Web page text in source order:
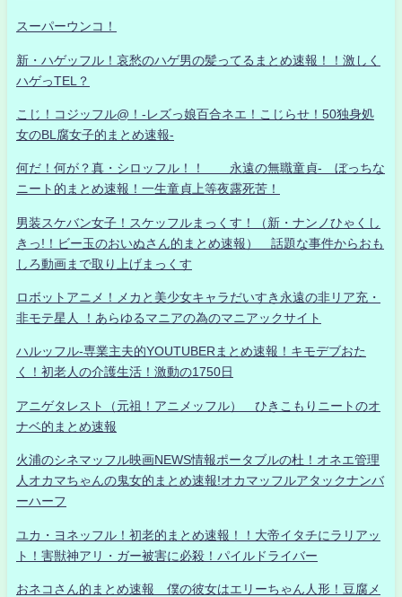
スーパーウンコ！
新・ハゲッフル！哀愁のハゲ男の髪ってるまとめ速報！！激しく
ハゲっTEL？
こじ！コジッフル@！-レズっ娘百合ネエ！こじらせ！50独身処
女のBL腐女子的まとめ速報-
何だ！何が？真・シロッフル！！ 永遠の無職童貞- ぼっちな
ニート的まとめ速報！一生童貞上等夜露死苦！
男装スケバン女子！スケッフルまっくす！（新・ナンノひゃくし
きっ!！ビー玉のおいぬさん的まとめ速報） 話題な事件からおも
しろ動画まで取り上げまっくす
ロボットアニメ！メカと美少女キャラだいすき永遠の非リア充・
非モテ星人 ！あらゆるマニアの為のマニアックサイト
ハルッフル-専業主夫的YOUTUBERまとめ速報！キモデブおた
く！初老人の介護生活！激動の1750日
アニゲタレスト（元祖！アニメッフル） ひきこもりニートのオ
ナベ的まとめ速報
火浦のシネマッフル映画NEWS情報ポータブルの杜！オネエ管理
人オカマちゃんの鬼女的まとめ速報!オカマッフルアタックナンバ
ーハーフ
ユカ・ヨネッフル！初老的まとめ速報！！大帝イタチにラリアッ
ト！害獣神アリ・ガー被害に必殺！パイルドライバー
おネコさん的まとめ速報 僕の彼女はエリーちゃん人形！豆腐メ